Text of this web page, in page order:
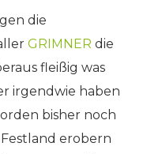
die
GRIMNER die
fleißig was
irgendwie haben
bisher noch
erobern